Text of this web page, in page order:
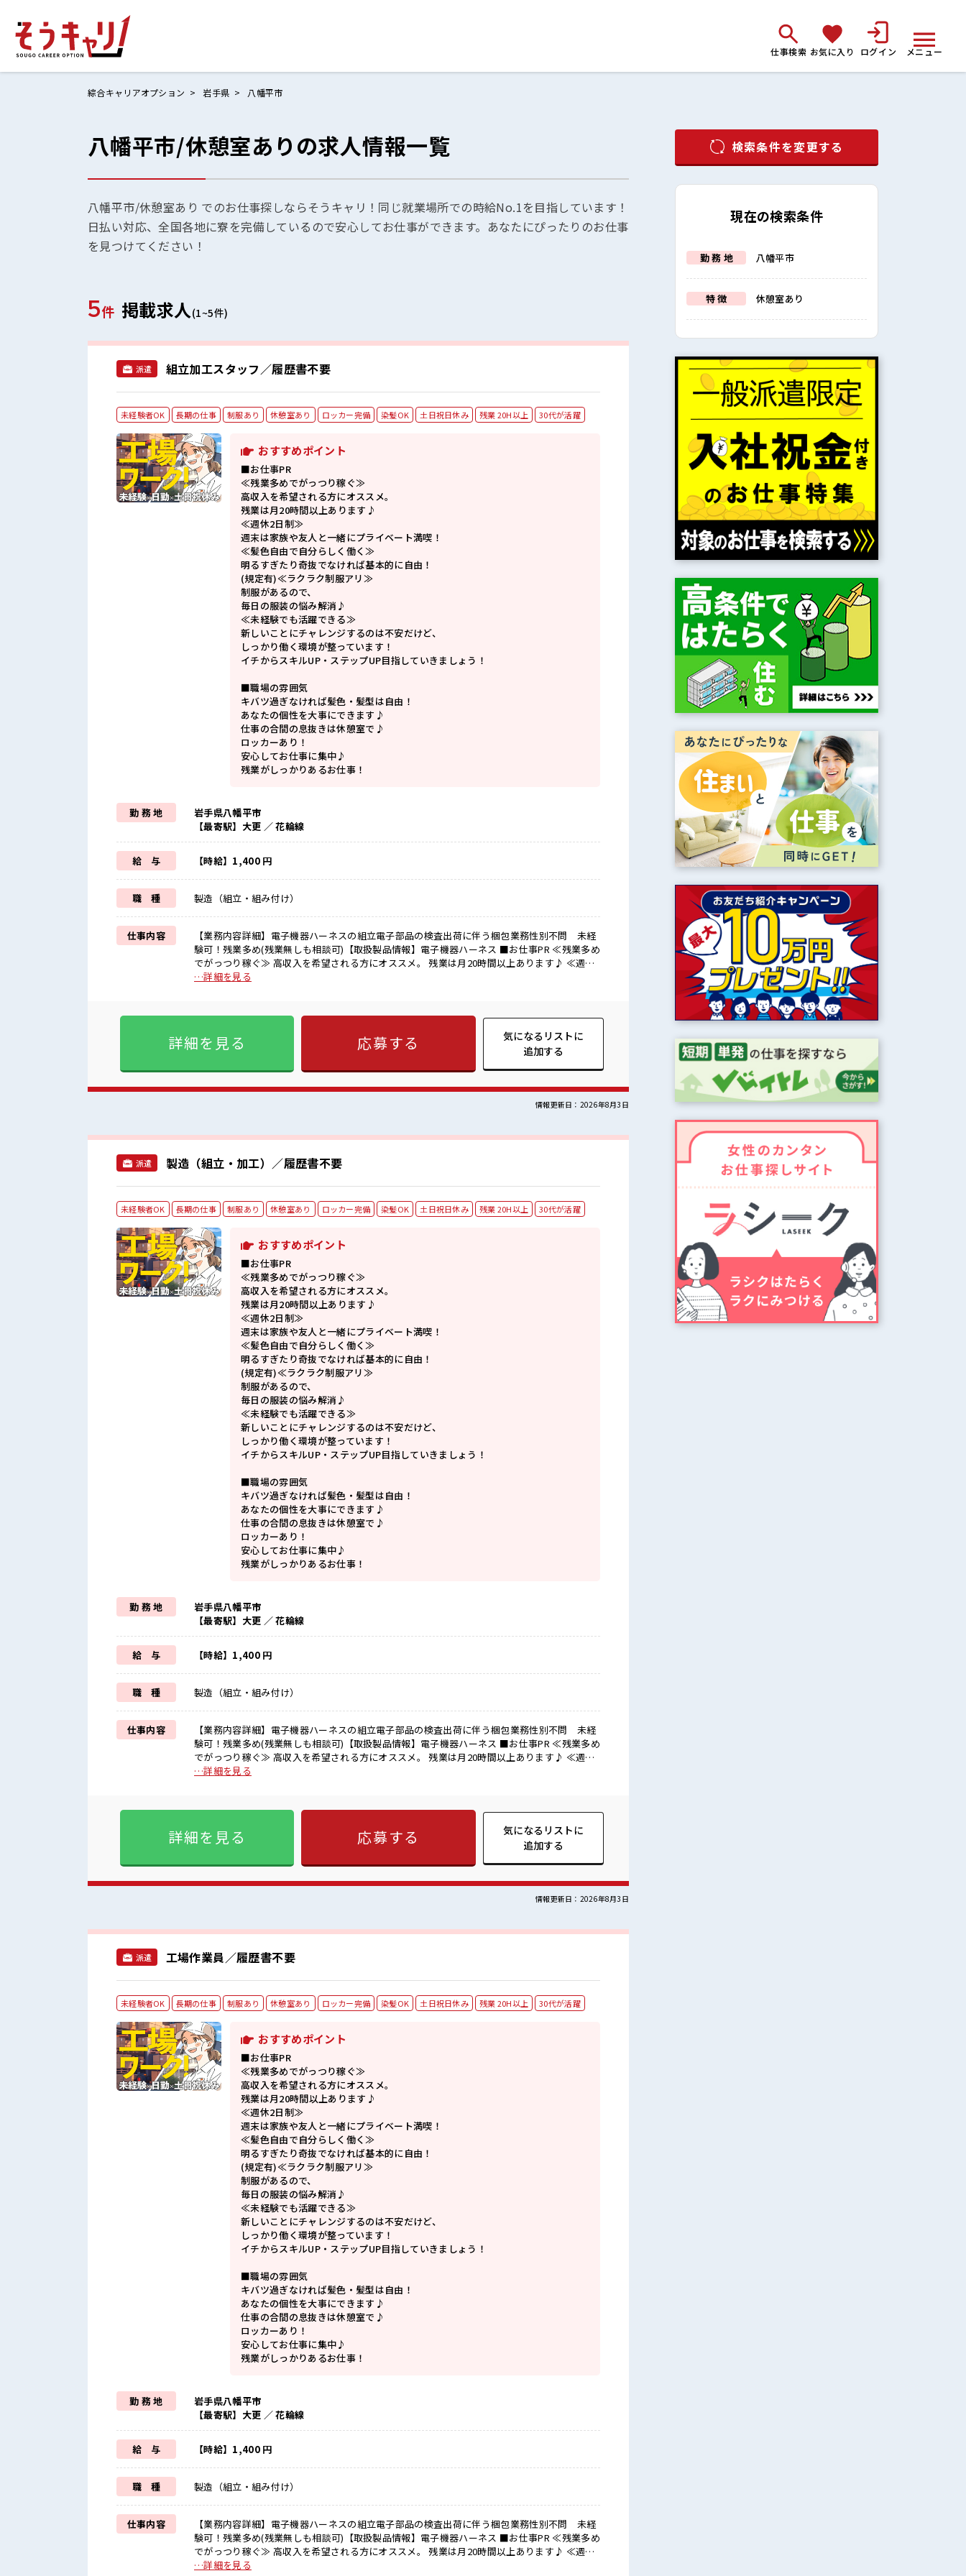
仕事検索 お気に入り ログイン メニュー
ホームにもどる
お気に入りリスト
お問い合わせ
綜合キャリアオプション 岩手県 八幡平市
八幡平市/休憩室ありの求人情報一覧
八幡平市/休憩室あり でのお仕事探しならそうキャリ！同じ就業場所での時給No.1を目指しています！
日払い対応、全国各地に寮を完備しているので安心してお仕事ができます。あなたにぴったりのお仕事
を見つけてください！
5件 掲載求人(1~5件)
派遣 組立加工スタッフ／履歴書不要
未経験者OK 長期の仕事 制服あり 休憩室あり ロッカー完備 染髪OK 土日祝日休み 残業 20H以上 30代が活躍
おすすめポイント
■お仕事PR
≪残業多めでがっつり稼ぐ≫
高収入を希望される方にオススメ。
残業は月20時間以上あります♪
≪週休2日制≫
週末は家族や友人と一緒にプライベート満喫！
≪髪色自由で自分らしく働く≫
明るすぎたり奇抜でなければ基本的に自由！
(規定有)≪ラクラク制服アリ≫
制服があるので、
毎日の服装の悩み解消♪
≪未経験でも活躍できる≫
新しいことにチャレンジするのは不安だけど、
しっかり働く環境が整っています！
イチからスキルUP・ステップUP目指していきましょう！
■職場の雰囲気
キバツ過ぎなければ髪色・髪型は自由！
あなたの個性を大事にできます♪
仕事の合間の息抜きは休憩室で♪
ロッカーあり！
安心してお仕事に集中♪
残業がしっかりあるお仕事！
勤 務 地
岩手県八幡平市
【最寄駅】大更 ／ 花輪線
給 与 【時給】1,400 円
職 種 製造（組立・組み付け）
仕事内容
【業務内容詳細】電子機器ハーネスの組立電子部品の検査出荷に伴う梱包業務性別不問 未経
験可！残業多め(残業無しも相談可)【取扱製品情報】電子機器ハーネス ■お仕事PR ≪残業多め
でがっつり稼ぐ≫ 高収入を希望される方にオススメ。 残業は月20時間以上あります♪ ≪週休2
日制≫ 週末は家族や友人と一緒にプライベート満喫！ ≪髪色自由で自分らしく働く≫ 明るす
しっかり働く環境が整っています！ イチからスキルUP・ステップUP目指していきましょう！
■職場の雰囲気 キバツ過ぎなければ髪色・髪型は自由！ あなたの個性を大事にできます♪ 仕
事の合間の息抜きは休憩室で♪ ロッカーあり！ 安心してお仕事に集中♪ 残業がしっかりある
…詳細を見る
詳細を見る 応募する
気になるリストに
追加する
情報更新日：2026年8月3日
派遣 製造（組立・加工）／履歴書不要
未経験者OK 長期の仕事 制服あり 休憩室あり ロッカー完備 染髪OK 土日祝日休み 残業 20H以上 30代が活躍
おすすめポイント
■お仕事PR
≪残業多めでがっつり稼ぐ≫
高収入を希望される方にオススメ。
残業は月20時間以上あります♪
≪週休2日制≫
週末は家族や友人と一緒にプライベート満喫！
≪髪色自由で自分らしく働く≫
明るすぎたり奇抜でなければ基本的に自由！
(規定有)≪ラクラク制服アリ≫
制服があるので、
毎日の服装の悩み解消♪
≪未経験でも活躍できる≫
新しいことにチャレンジするのは不安だけど、
しっかり働く環境が整っています！
イチからスキルUP・ステップUP目指していきましょう！
■職場の雰囲気
キバツ過ぎなければ髪色・髪型は自由！
あなたの個性を大事にできます♪
仕事の合間の息抜きは休憩室で♪
ロッカーあり！
安心してお仕事に集中♪
残業がしっかりあるお仕事！
勤 務 地
岩手県八幡平市
【最寄駅】大更 ／ 花輪線
給 与 【時給】1,400 円
職 種 製造（組立・組み付け）
仕事内容
【業務内容詳細】電子機器ハーネスの組立電子部品の検査出荷に伴う梱包業務性別不問 未経
験可！残業多め(残業無しも相談可)【取扱製品情報】電子機器ハーネス ■お仕事PR ≪残業多め
でがっつり稼ぐ≫ 高収入を希望される方にオススメ。 残業は月20時間以上あります♪ ≪週休2
日制≫ 週末は家族や友人と一緒にプライベート満喫！ ≪髪色自由で自分らしく働く≫ 明るす
しっかり働く環境が整っています！ イチからスキルUP・ステップUP目指していきましょう！
■職場の雰囲気 キバツ過ぎなければ髪色・髪型は自由！ あなたの個性を大事にできます♪ 仕
事の合間の息抜きは休憩室で♪ ロッカーあり！ 安心してお仕事に集中♪ 残業がしっかりある
…詳細を見る
詳細を見る 応募する
気になるリストに
追加する
情報更新日：2026年8月3日
派遣 工場作業員／履歴書不要
未経験者OK 長期の仕事 制服あり 休憩室あり ロッカー完備 染髪OK 土日祝日休み 残業 20H以上 30代が活躍
おすすめポイント
■お仕事PR
≪残業多めでがっつり稼ぐ≫
高収入を希望される方にオススメ。
残業は月20時間以上あります♪
≪週休2日制≫
週末は家族や友人と一緒にプライベート満喫！
≪髪色自由で自分らしく働く≫
明るすぎたり奇抜でなければ基本的に自由！
(規定有)≪ラクラク制服アリ≫
制服があるので、
毎日の服装の悩み解消♪
≪未経験でも活躍できる≫
新しいことにチャレンジするのは不安だけど、
しっかり働く環境が整っています！
イチからスキルUP・ステップUP目指していきましょう！
■職場の雰囲気
キバツ過ぎなければ髪色・髪型は自由！
あなたの個性を大事にできます♪
仕事の合間の息抜きは休憩室で♪
ロッカーあり！
安心してお仕事に集中♪
残業がしっかりあるお仕事！
勤 務 地
岩手県八幡平市
【最寄駅】大更 ／ 花輪線
給 与 【時給】1,400 円
職 種 製造（組立・組み付け）
仕事内容
【業務内容詳細】電子機器ハーネスの組立電子部品の検査出荷に伴う梱包業務性別不問 未経
験可！残業多め(残業無しも相談可)【取扱製品情報】電子機器ハーネス ■お仕事PR ≪残業多め
でがっつり稼ぐ≫ 高収入を希望される方にオススメ。 残業は月20時間以上あります♪ ≪週休2
日制≫ 週末は家族や友人と一緒にプライベート満喫！ ≪髪色自由で自分らしく働く≫ 明るす
…詳細を見る
検索条件を変更する
現在の検索条件
勤 務 地 八幡平市
特 徴 休憩室あり